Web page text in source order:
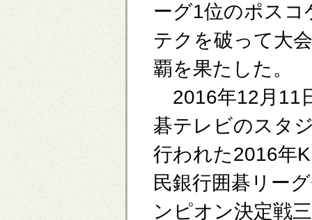
ーグ1位のポスコ
テクを破って大
覇を果たした。
2016年12月11
碁テレビのスタ
行われた2016年
民銀行囲碁リー
ンピオン決定戦